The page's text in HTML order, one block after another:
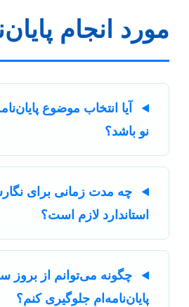
مورد انجام
آیا انتخاب موضوع
نو باشد؟
چه مدت زمانی برای
استاندارد لازم است؟
چگونه می‌توانم از بروز
پایان‌نامه‌ام جلوگیری کنم؟